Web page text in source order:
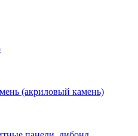
(акриловый камень)